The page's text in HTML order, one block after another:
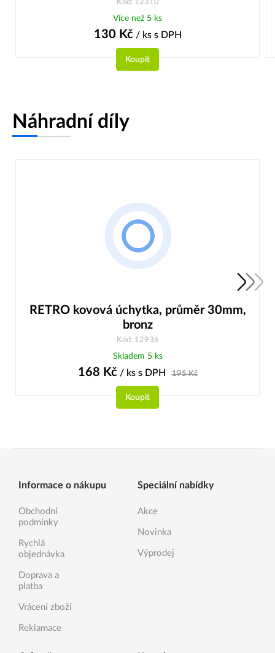
Kód: 12310
Více než 5 ks
130 Kč/ ks s DPH
Koupit
Náhradní díly
RETRO kovová úchytka, průměr 30mm,
bronz
Kód: 12936
Skladem 5 ks
168 Kč/ ks s DPH 195Kč
Koupit
Informace o nákupu
Obchodní
podmínky
Rychlá
objednávka
Doprava a
platba
Vrácení zboží
Reklamace
Speciální nabídky
Akce
Novinka
Výprodej